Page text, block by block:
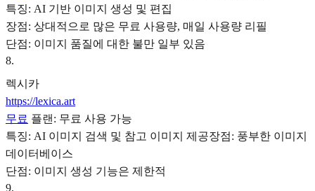
특징: AI 기반 이미지 생성 및 편집
장점: 상대적으로 많은 무료 사용량, 매일 사용량 리필
단점: 이미지 품질에 대한 불만 일부 있음
8.
렉시카
https://lexica.art
무료 플랜: 무료 사용 가능
특징: AI 이미지 검색 및 참고 이미지 제공장점: 풍부한 이미지
데이터베이스
단점: 이미지 생성 기능은 제한적
9.